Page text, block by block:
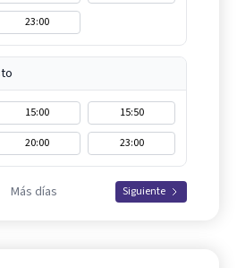
23:00
15:00
15:50
20:00 23:00
Más días Siguiente